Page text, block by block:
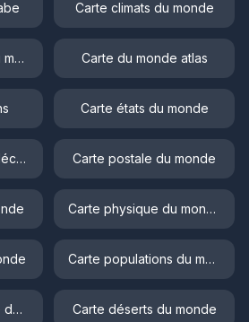
Carte climats du monde
Carte géographie du monde Carte du monde atlas
Carte états du monde
Carte du monde à télécharger Carte postale du monde
Carte physique du monde
Carte populations du monde
Carte topographique du monde Carte déserts du monde